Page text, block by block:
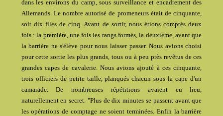
dans les environs du camp, sous surveillance et encadrement des
Allemands. Le nombre autorisé de promeneurs était de cinquante,
soit dix files de cinq. Avant de sortir, nous étions comptés deux
fois : la première, une fois les rangs formés, la deuxième, avant que
la barrière ne s'élève pour nous laisser passer. Nous avions choisi
pour cette sortie les plus grands, tous ou à peu près revêtus de ces
grandes capes de cavalerie. Nous avions ajouté à ces cinquante,
trois officiers de petite taille, planqués chacun sous la cape d'un
camarade. De nombreuses répétitions avaient eu lieu,
naturellement en secret. "Plus de dix minutes se passent avant que
les opérations de comptage ne soient terminées. Enfin la barrière